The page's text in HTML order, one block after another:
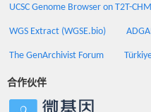
UCSC Genome Browser on T2T-
WGS Extract (WGSE.bio)
The GenArchivist Forum
合作伙伴